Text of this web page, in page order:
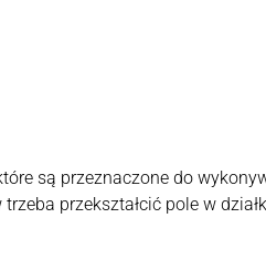
są przeznaczone do
przekształcić pole w